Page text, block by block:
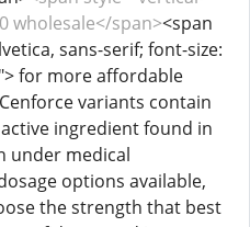
wholesale</span><span
sans-serif; font-size:
for more affordable
variants contain
ingredient found in
under medical
options available,
the strength that best